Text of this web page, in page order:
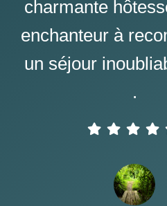
charmante
enchanteur à
un séjour
.